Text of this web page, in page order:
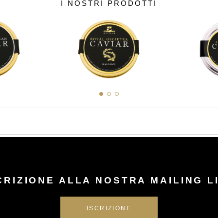
I NOSTRI PRODOTTI
ALLA NOSTRA MAILING